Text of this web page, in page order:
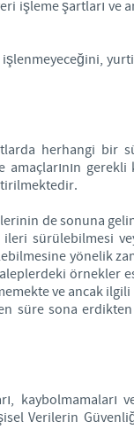
işleme şartları ve
herhangi bir
gerekli
de sonuna
sürülebilmesi
yönelik
örnekler
ve ancak ilgili
süre sona
kaybolmamaları
Verilerin